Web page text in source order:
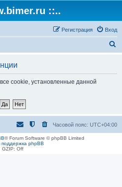
::..
Вход
Регистрация
cookie, установленные данной
Часовой пояс: UTC+04:00
® Forum Software © phpBB Limited
поддержка phpBB
GZIP: Off